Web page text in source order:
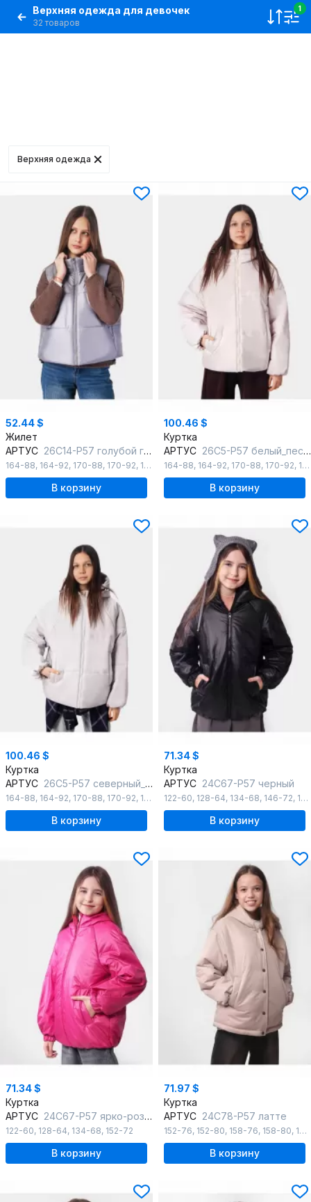
Верхняя одежда для девочек
32 товаров
1
Верхняя одежда
52.44 $
Жилет
АРТУС 26С14-Р57 голубой гранит
164-88, 164-92, 170-88, 170-92, 176-96
В корзину
100.46 $
Куртка
АРТУС 26С5-Р57 белый_песок
164-88, 164-92, 170-88, 170-92, 176-96
В корзину
100.46 $
Куртка
АРТУС 26С5-Р57 северный_ветер
164-88, 164-92, 170-88, 170-92, 176-96
В корзину
71.34 $
Куртка
АРТУС 24С67-Р57 черный
122-60, 128-64, 134-68, 146-72, 152-72
В корзину
71.34 $
Куртка
АРТУС 24С67-Р57 ярко-розовый
122-60, 128-64, 134-68, 152-72
В корзину
71.97 $
Куртка
АРТУС 24С78-Р57 латте
152-76, 152-80, 158-76, 158-80, 158-84
В корзину